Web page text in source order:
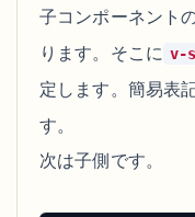
子コンポーネント
ります。そこに v-
定します。簡易表
す。
次は子側です。